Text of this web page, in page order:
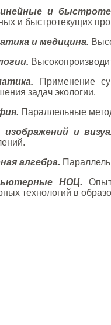
и
и быстротекущих
и медицина.
Применение
задач экологии.
Параллельные
и
алгебра.
НОЦ.
технологий в